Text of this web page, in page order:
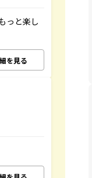
っと楽し
を見る